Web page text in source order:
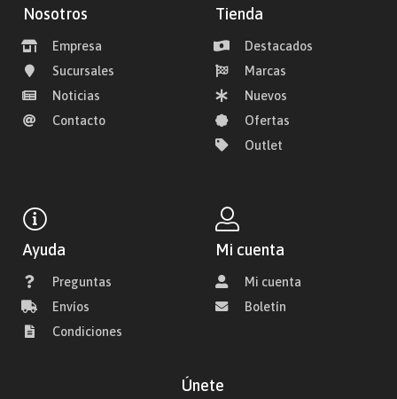
Nosotros
Empresa
Sucursales
Noticias
Contacto
Tienda
Destacados
Marcas
Nuevos
Ofertas
Outlet
Ayuda
Preguntas
Envíos
Condiciones
Mi cuenta
Mi cuenta
Boletín
Únete